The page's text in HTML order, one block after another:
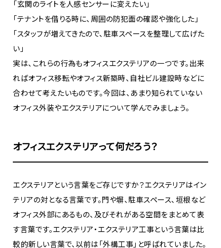
「玄関のライトを人感センサーに変えたい」
「テナントを借りる時に、周囲の防犯面の確認や強化した」
「スタッフが増えてきたので、駐車スペースを整理して広げた
い」
実は、これらの行為もオフィスエクステリアの一つです。出来
ればオフィス移転やオフィス新築時、自社ビル建設時などに
合わせて考えたいものです。今回は、あまり知られていない
オフィス外装やエクステリアについて学んでみましょう。
オフィスエクステリアって何だろう？
エクステリアという言葉をご存じですか？エクステリアはイン
テリアの対となる言葉です。門や塀、駐車スペース、垣根など
オフィス外部にあるもの、及びそれがある空間をまとめて表
す言葉です。エクステリア・エクステリア工事という言葉は比
較的新しい言葉で、以前は「外構工事」と呼ばれていました。